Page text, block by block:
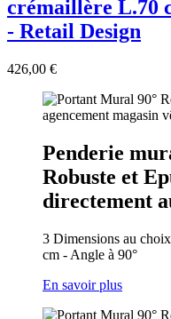
crémaillère L.70
- Retail Design
426,00 €
Penderie
Robuste et
directement
3 Dimensions au
cm - Angle à 90°
En savoir plus